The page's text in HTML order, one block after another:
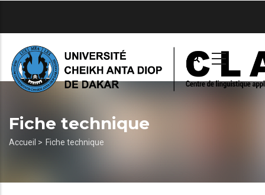
principal
Fiche technique
Fil
Accueil > Fiche technique